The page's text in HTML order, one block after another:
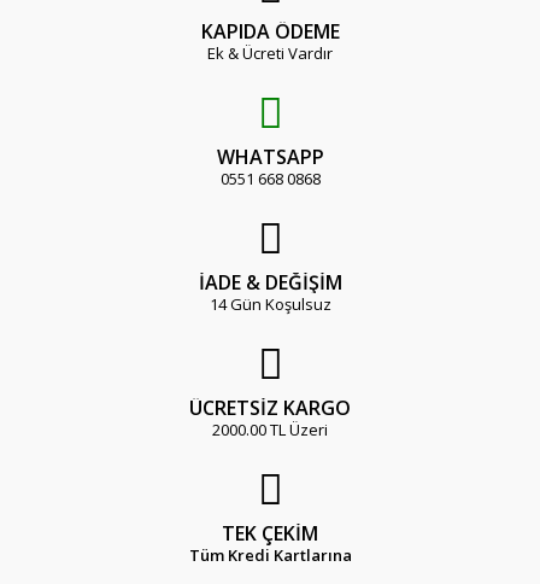
KAPIDA ÖDEME
Ek & Ücreti Vardır
WHATSAPP
0551 668 0868
İADE & DEĞİŞİM
14 Gün Koşulsuz
ÜCRETSİZ KARGO
2000.00 TL Üzeri
TEK ÇEKİM
Tüm Kredi Kartlarına